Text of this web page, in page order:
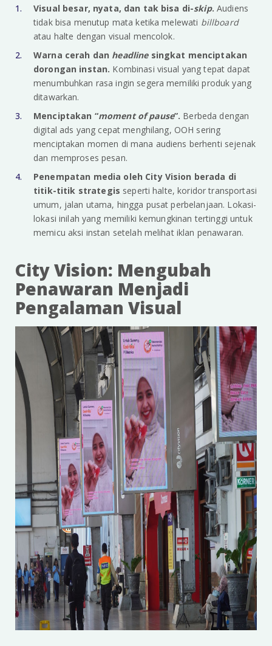
Visual besar, nyata, dan tak bisa di-skip.Audiens
tidak bisa menutup mata ketika melewati billboard
atau halte dengan visual mencolok.
Warna cerah dan headline singkat menciptakan
dorongan instan. Kombinasi visual yang tepat dapat
menumbuhkan rasa ingin segera memiliki produk yang
ditawarkan.
Menciptakan “moment of pause”. Berbeda dengan
digital ads yang cepat menghilang, OOH sering
menciptakan momen di mana audiens berhenti sejenak
dan memproses pesan.
Penempatan media oleh City Vision berada di
titik-titik strategis seperti halte, koridor transportasi
umum, jalan utama, hingga pusat perbelanjaan. Lokasi-
lokasi inilah yang memiliki kemungkinan tertinggi untuk
memicu aksi instan setelah melihat iklan penawaran.
City Vision: Mengubah
Penawaran Menjadi
Pengalaman Visual